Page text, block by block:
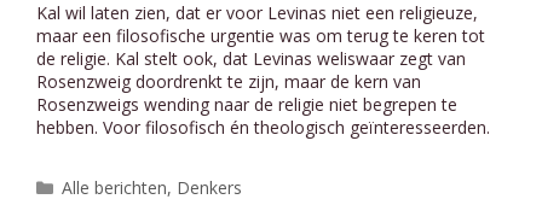
Kal wil laten zien, dat er voor Levinas niet een religieuze,
maar een filosofische urgentie was om terug te keren tot
de religie. Kal stelt ook, dat Levinas weliswaar zegt van
Rosenzweig doordrenkt te zijn, maar de kern van
Rosenzweigs wending naar de religie niet begrepen te
hebben. Voor filosofisch én theologisch geïnteresseerden.
Categorieën
Alle berichten, Denkers